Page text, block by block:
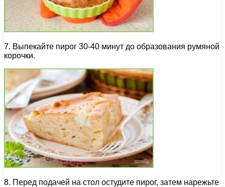
7. Выпекайте пирог 30-40 минут до образования румяной
корочки.
8. Перед подачей на стол остудите пирог, затем нарежьте